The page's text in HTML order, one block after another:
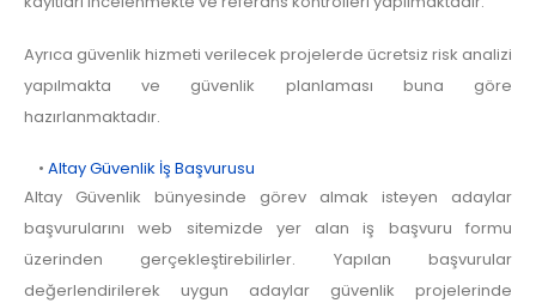
Ayrıca güvenlik hizmeti verilecek projelerde ücretsiz risk analizi
yapılmakta ve güvenlik planlaması buna göre
hazırlanmaktadır.
• Altay Güvenlik İş Başvurusu
Altay Güvenlik bünyesinde görev almak isteyen adaylar
başvurularını web sitemizde yer alan iş başvuru formu
üzerinden gerçekleştirebilirler. Yapılan başvurular
değerlendirilerek uygun adaylar güvenlik projelerinde